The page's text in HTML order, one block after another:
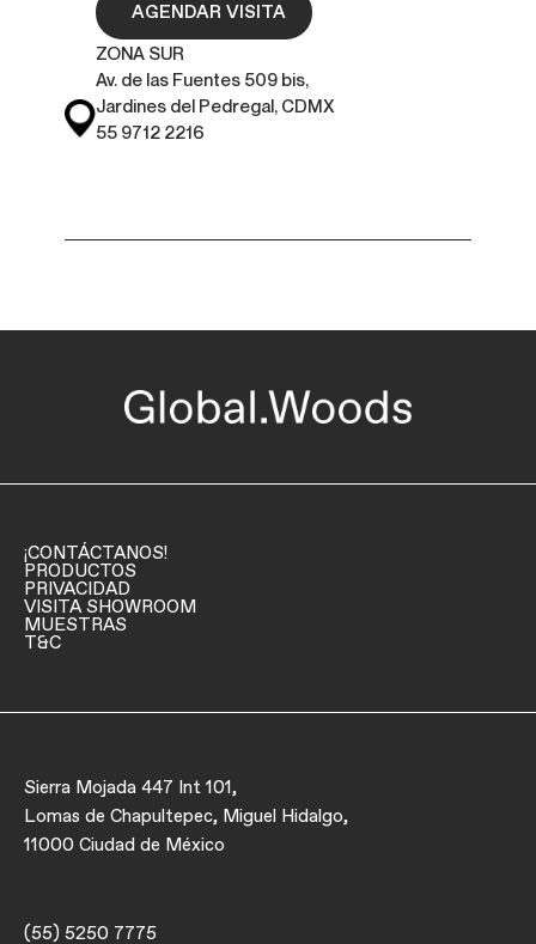
AGENDAR VISITA
ZONA SUR
Av. de las Fuentes 509 bis,
Jardines del Pedregal, CDMX
55 9712 2216
¡CONTÁCTANOS!
PRODUCTOS
PRIVACIDAD
VISITA SHOWROOM
MUESTRAS
T&C
Sierra Mojada 447 Int 101,
Lomas de Chapultepec, Miguel Hidalgo,
11000 Ciudad de México
(55) 5250 7775